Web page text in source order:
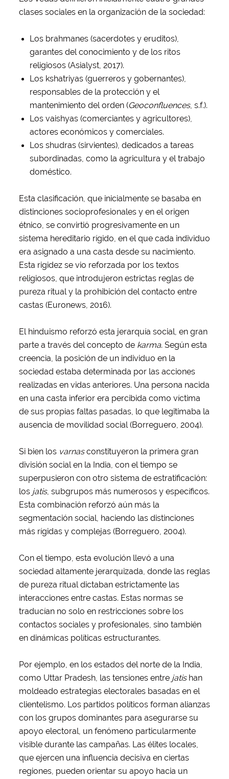
clases sociales en la organización de la sociedad:
Los brahmanes (sacerdotes y eruditos),
garantes del conocimiento y de los ritos
religiosos (Asialyst, 2017).
Los kshatriyas (guerreros y gobernantes),
responsables de la protección y el
mantenimiento del orden (Geoconfluences, s.f.).
Los vaishyas (comerciantes y agricultores),
actores económicos y comerciales.
Los shudras (sirvientes), dedicados a tareas
subordinadas, como la agricultura y el trabajo
doméstico.
Esta clasificación, que inicialmente se basaba en
distinciones socioprofesionales y en el origen
étnico, se convirtió progresivamente en un
sistema hereditario rígido, en el que cada individuo
era asignado a una casta desde su nacimiento.
Esta rigidez se vio reforzada por los textos
religiosos, que introdujeron estrictas reglas de
pureza ritual y la prohibición del contacto entre
castas (Euronews, 2016).
El hinduismo reforzó esta jerarquía social, en gran
parte a través del concepto de karma. Según esta
creencia, la posición de un individuo en la
sociedad estaba determinada por las acciones
realizadas en vidas anteriores. Una persona nacida
en una casta inferior era percibida como víctima
de sus propias faltas pasadas, lo que legitimaba la
ausencia de movilidad social (Borreguero, 2004).
Si bien los varnasconstituyeron la primera gran
división social en la India, con el tiempo se
superpusieron con otro sistema de estratificación:
los jatis, subgrupos más numerosos y específicos.
Esta combinación reforzó aún más la
segmentación social, haciendo las distinciones
más rígidas y complejas (Borreguero, 2004).
Con el tiempo, esta evolución llevó a una
sociedad altamente jerarquizada, donde las reglas
de pureza ritual dictaban estrictamente las
interacciones entre castas. Estas normas se
traducían no solo en restricciones sobre los
contactos sociales y profesionales, sino también
en dinámicas políticas estructurantes.
Por ejemplo, en los estados del norte de la India,
como Uttar Pradesh, las tensiones entre jatishan
moldeado estrategias electorales basadas en el
clientelismo. Los partidos políticos forman alianzas
con los grupos dominantes para asegurarse su
apoyo electoral, un fenómeno particularmente
visible durante las campañas. Las élites locales,
que ejercen una influencia decisiva en ciertas
regiones, pueden orientar su apoyo hacia un